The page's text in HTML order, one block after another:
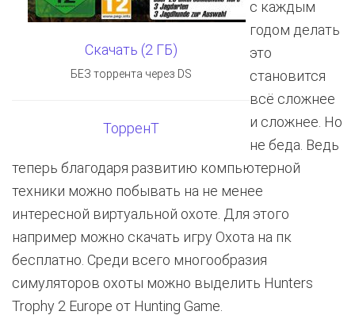
Скачать (2 ГБ)
БЕЗ торрента через DS
ТорренТ
с каждым
годом делать
это
становится
всё сложнее
и сложнее. Но
не беда. Ведь
теперь благодаря развитию компьютерной
техники можно побывать на не менее
интересной виртуальной охоте. Для этого
например можно скачать игру Охота на пк
бесплатно. Среди всего многообразия
симуляторов охоты можно выделить Hunters
Trophy 2 Europe от Hunting Game.